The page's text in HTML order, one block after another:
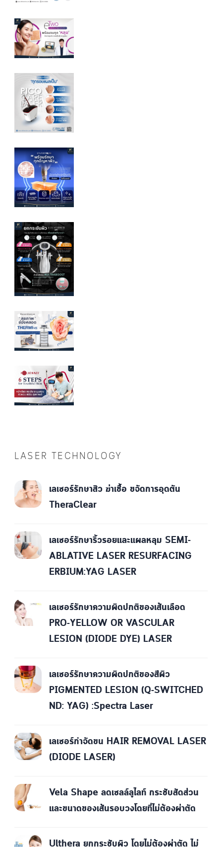
LASER TECHNOLOGY
เลเซอร์รักษาสิว ฆ่าเชื้อ ขจัดการอุดตัน
TheraClear
เลเซอร์รักษาริ้วรอยและแผลหลุม SEMI-
ABLATIVE LASER RESURFACING
ERBIUM:YAG LASER
เลเซอร์รักษาความผิดปกติของเส้นเลือด
PRO-YELLOW OR VASCULAR
LESION (DIODE DYE) LASER
เลเซอร์รักษาความผิดปกติของสีผิว
PIGMENTED LESION (Q-SWITCHED
ND: YAG) :Spectra Laser
เลเซอร์กำจัดขน HAIR REMOVAL LASER
(DIODE LASER)
Vela Shape ลดเซลล์ลูไลท์ กระชับสัดส่วน
และขนาดของเส้นรอบวงโดยที่ไม่ต้องผ่าตัด
Ulthera ยกกระชับผิว โดยไม่ต้องผ่าตัด ไม่